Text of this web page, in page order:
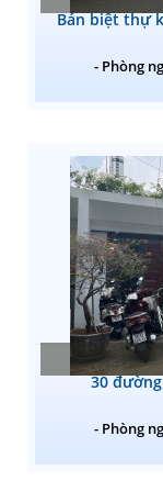
Bán biệt thự
- Phòng
30
- Phòng